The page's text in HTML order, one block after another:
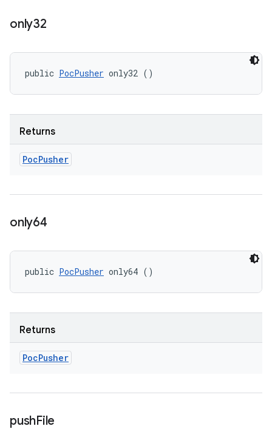
only32
public PocPusher only32 ()
Returns
PocPusher
only64
public PocPusher only64 ()
Returns
PocPusher
pushFile